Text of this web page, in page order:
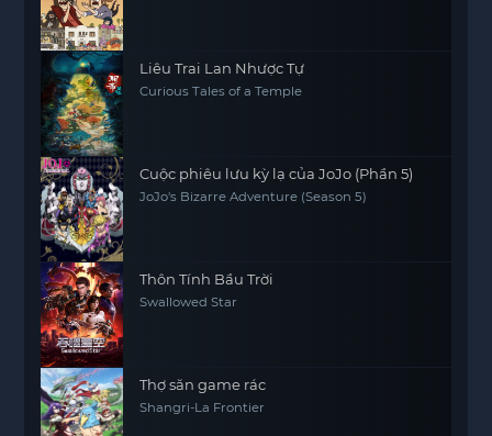
Liêu Trai Lan Nhược Tự
Curious Tales of a Temple
Cuộc phiêu lưu kỳ lạ của JoJo (Phần 5)
JoJo's Bizarre Adventure (Season 5)
Thôn Tính Bầu Trời
Swallowed Star
Thợ săn game rác
Shangri-La Frontier